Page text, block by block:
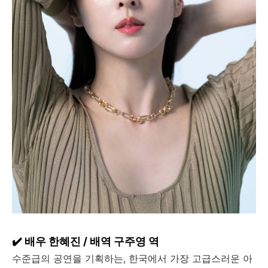
✔️ 배우 한혜진 / 배역 구주영 역
수준급의 공연을 기획하는, 한국에서 가장 고급스러운 아